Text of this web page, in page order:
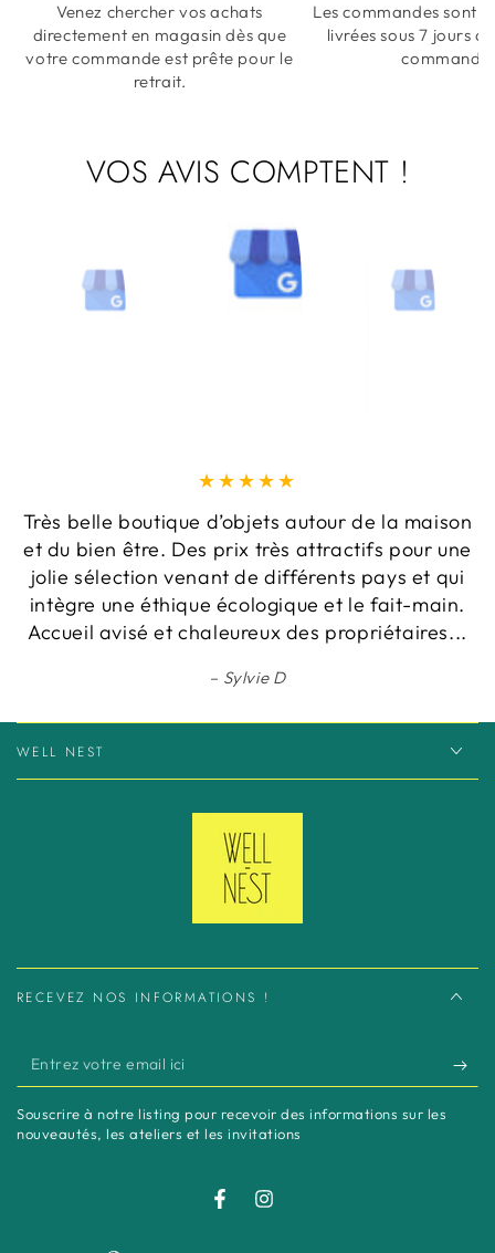
Venez chercher vos achats
directement en magasin dès que
votre commande est prête pour le
retrait.
Les commandes sont
livrées sous 7 jours
commande
VOS AVIS COMPTENT !
Très belle boutique d’objets autour de la maison
et du bien être. Des prix très attractifs pour une
jolie sélection venant de différents pays et qui
intègre une éthique écologique et le fait-main.
Accueil avisé et chaleureux des propriétaires...
Sylvie D
WELL NEST
RECEVEZ NOS INFORMATIONS !
Entrez
votre
email
Souscrire à notre listing pour recevoir des informations sur les
nouveautés, les ateliers et les invitations
FacebookInstagram